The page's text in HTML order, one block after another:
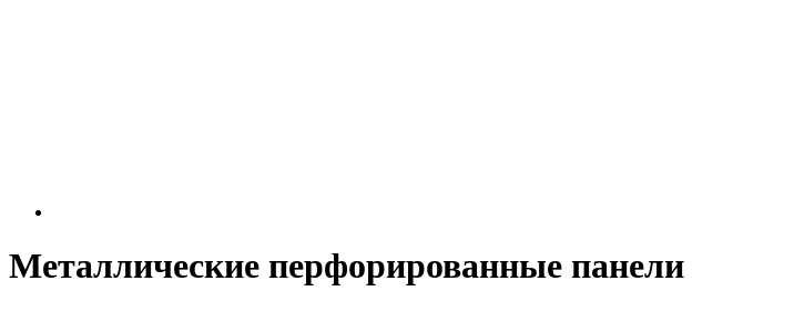
Металлические перфорированные панели